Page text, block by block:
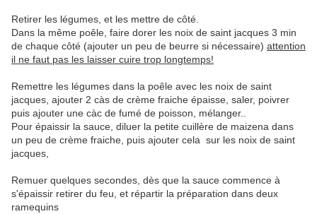
Retirer les légumes, et les mettre de côté.
Dans la même poêle, faire dorer les noix de saint jacques 3 min
de chaque côté (ajouter un peu de beurre si nécessaire) attention
il ne faut pas les laisser cuire trop longtemps!
Remettre les légumes dans la poêle avec les noix de saint
jacques, ajouter 2 càs de crème fraiche épaisse, saler, poivrer
puis ajouter une càc de fumé de poisson, mélanger..
Pour épaissir la sauce, diluer la petite cuillère de maizena dans
un peu de crème fraiche, puis ajouter cela sur les noix de saint
jacques,
Remuer quelques secondes, dès que la sauce commence à
s'épaissir retirer du feu, et répartir la préparation dans deux
ramequins